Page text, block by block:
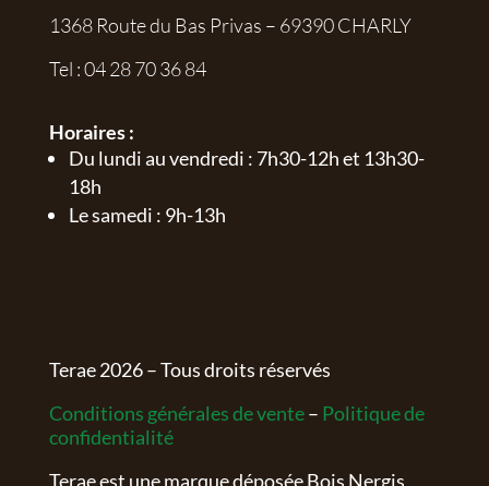
1368 Route du Bas Privas – 69390 CHARLY
Tel :04 28 70 36 84
Horaires :
Du lundi au vendredi : 7h30-12h et 13h30-
18h
Le samedi : 9h-13h
Terae2026– Tous droits réservés
Conditions générales de vente– Politique de
confidentialité
Terae est une marque déposée Bois Nergis